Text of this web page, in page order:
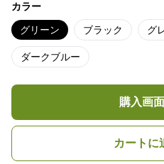
カラー
グリーン ブラック グ
ダークブルー
購入画
カートに